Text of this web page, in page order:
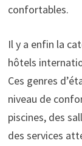
confortables.
Il y a enfin la
hôtels
Ces genres
niveau de
piscines, des
des services